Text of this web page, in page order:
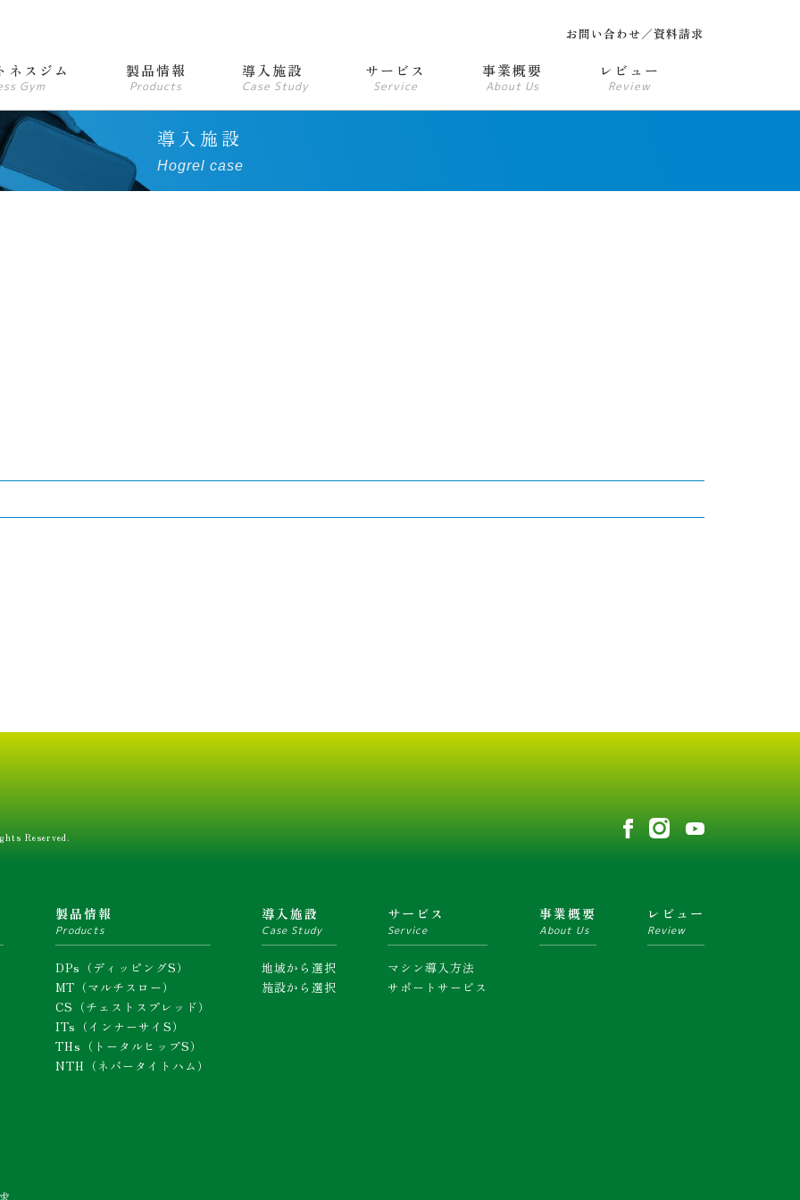
お問い合わせ／資料請求
ネスジム
Gym
製品情報
Products
導入施設
Case Study
サービス
Service
事業概要
About Us
レビュー
Review
導入施設
Hogrel case
Reserved.
製品情報
Products
DPs（ディッピングS）
MT（マルチスロー）
CS（チェストスプレッド）
ITs（インナーサイS）
THs（トータルヒップS）
NTH（ネバータイトハム）
導入施設
Case Study
地域から選択
施設から選択
サービス
Service
マシン導入方法
サポートサービス
事業概要
About Us
レビュー
Review